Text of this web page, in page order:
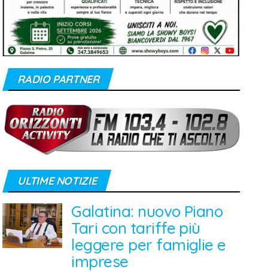
RADIO PARTNER
ULTIME NOTIZIE
Galatina: nuovo Piano
Tari con tariffe più
leggere per famiglie e
imprese